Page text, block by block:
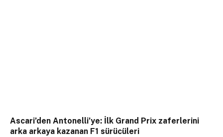
Ascari’den Antonelli’ye: İlk Grand Prix zaferlerini
arka arkaya kazanan F1 sürücüleri